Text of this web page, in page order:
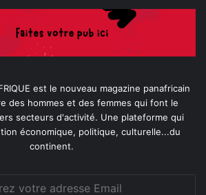
est le nouveau magazine panafricain
des hommes et des femmes qui font le
secteurs d'activité. Une plateforme qui
économique, politique, culturelle...du
continent.